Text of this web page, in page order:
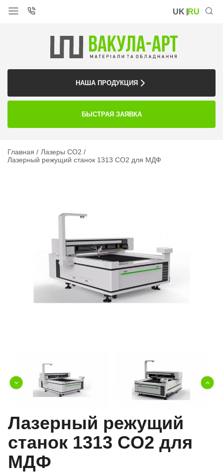
UK RU
НАША ПРОДУКЦИЯ
БЫСТРАЯ ЗАЯВКА
Главная
Лазеры CO2
Лазерный режущий станок 1313 CO2 для МДФ
Лазерный режущий
станок 1313 CO2 для
МДФ